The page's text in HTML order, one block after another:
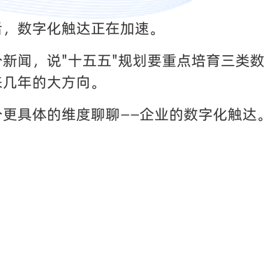
数字化触达正在加速。
闻，说"十五五"规划要重点培育三类
年的大方向。
具体的维度聊聊——企业的数字化触达。